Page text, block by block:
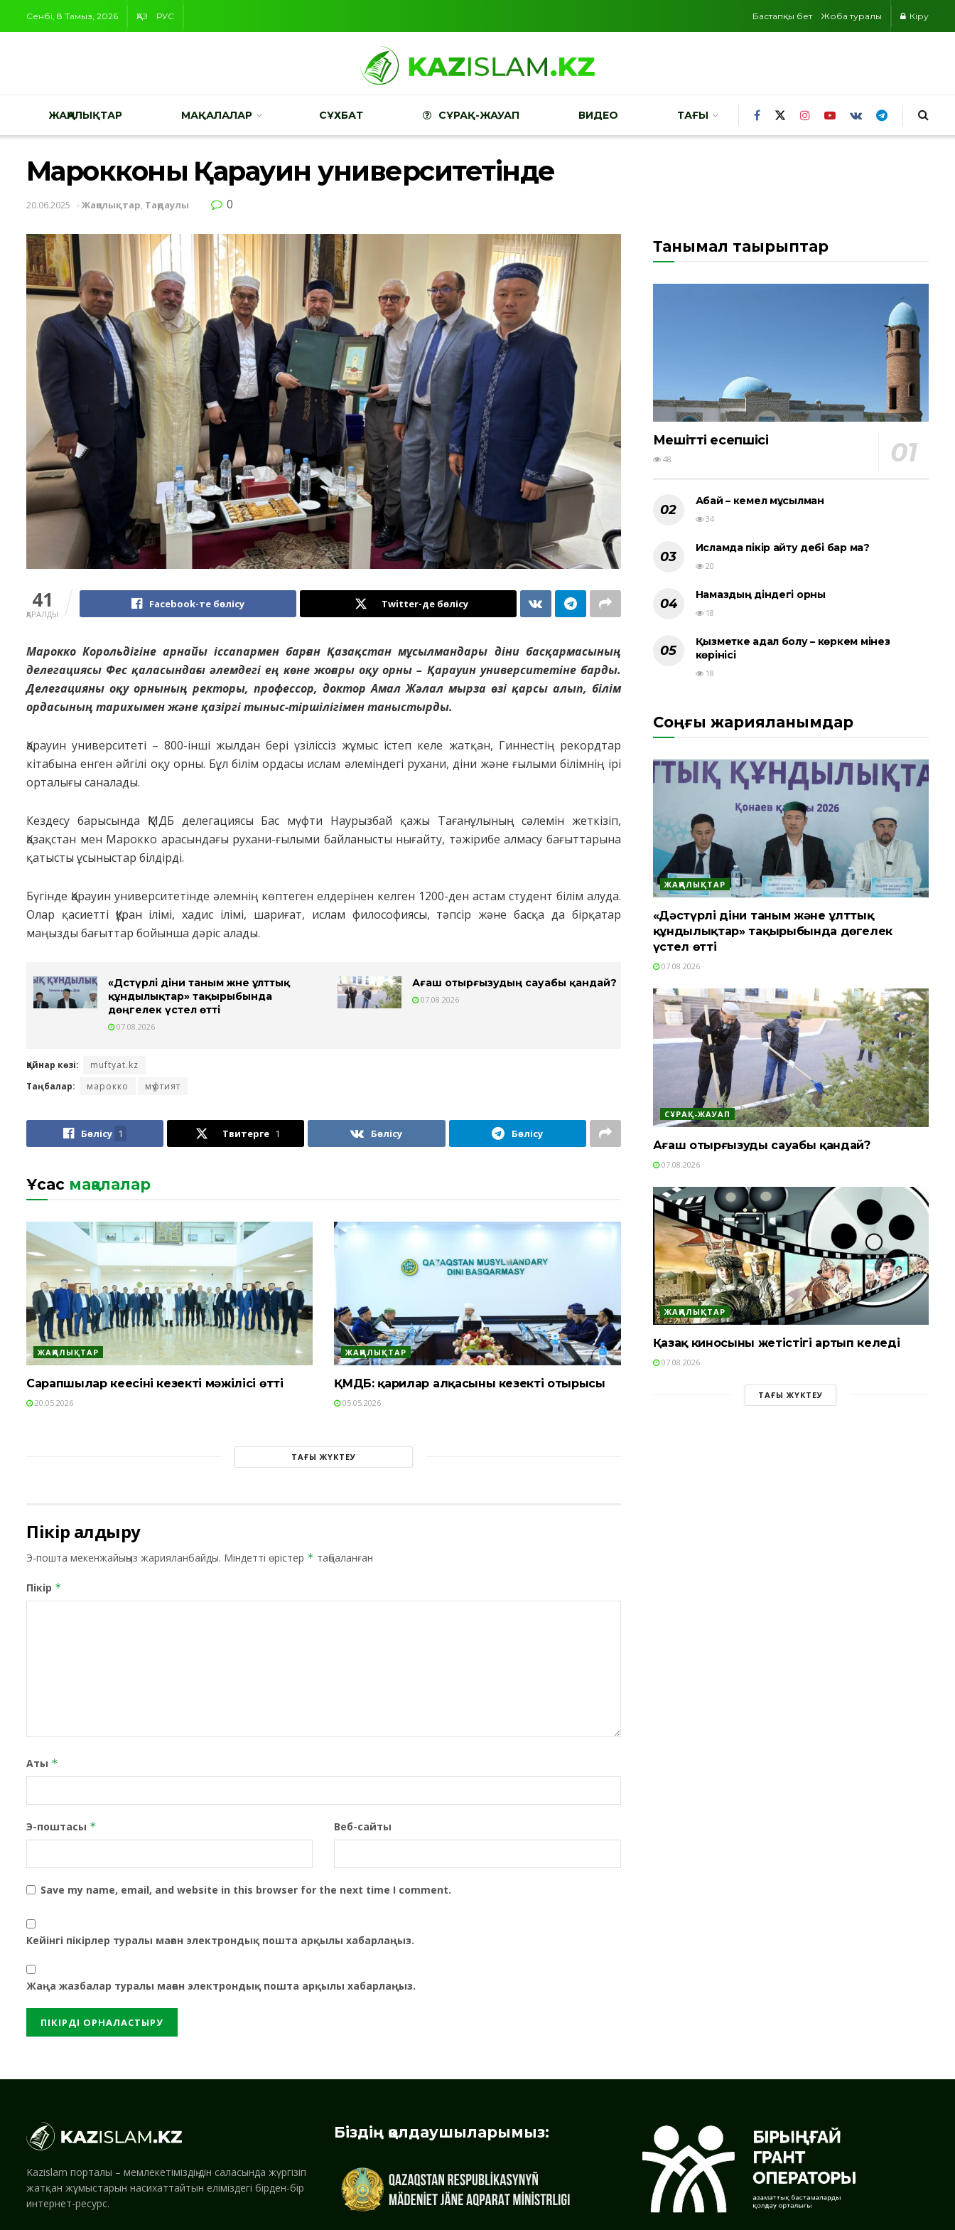
Сенбі, 8 Тамыз, 2026 ҚАЗ РУС Бастапқы бет Жоба туралы Кіру
ЖАҢАЛЫҚТАР МАҚАЛАЛАР СҰХБАТ СҰРАҚ-ЖАУАП ВИДЕО ТАҒЫ
Марокконың Қарауин университетінде
20.06.2025 -Жаңалықтар, Таңдаулы 0
41
ҚАРАЛДЫ
Facebook-те бөлісу Twitter-де бөлісу
Марокко Корольдігіне арнайы іссапармен барған Қазақстан мұсылмандары діни басқармасының
делегациясы Фес қаласындағы әлемдегі ең көне жоғары оқу орны – Қарауин университетіне барды.
Делегацияны оқу орнының ректоры, профессор, доктор Амал Жәлал мырза өзі қарсы алып, білім
ордасының тарихымен және қазіргі тыныс-тіршілігімен таныстырды.
Қарауин университеті – 800-інші жылдан бері үзіліссіз жұмыс істеп келе жатқан, Гиннестің рекордтар
кітабына енген әйгілі оқу орны. Бұл білім ордасы ислам әлеміндегі рухани, діни және ғылыми білімнің ірі
орталығы саналады.
Кездесу барысында ҚМДБ делегациясы Бас мүфти Наурызбай қажы Тағанұлының сәлемін жеткізіп,
Қазақстан мен Марокко арасындағы рухани-ғылыми байланысты нығайту, тәжірибе алмасу бағыттарына
қатысты ұсыныстар білдірді.
Бүгінде Қарауин университетінде әлемнің көптеген елдерінен келген 1200-ден астам студент білім алуда.
Олар қасиетті Құран ілімі, хадис ілімі, шариғат, ислам философиясы, тәпсір және басқа да бірқатар
маңызды бағыттар бойынша дәріс алады.
«Дәстүрлі діни таным және ұлттық
құндылықтар» тақырыбында
дөңгелек үстел өтті
07.08.2026
Ағаш отырғызудың сауабы қандай?
07.08.2026
Қайнар көзі:
muftyat.kz
Таңбалар:
марокко мүфтият
Бөлісу 1 Твитерге 1 Бөлісу Бөлісу
Ұқсас мақалалар
ЖАҢАЛЫҚТАР
Сарапшылар кеңесінің кезекті мәжілісі өтті
20.05.2026
ЖАҢАЛЫҚТАР
ҚМДБ: қарилар алқасының кезекті отырысы
05.05.2026
ТАҒЫ ЖҮКТЕУ
Пікір қалдыру
Э-пошта мекенжайыңыз жарияланбайды. Міндетті өрістер * таңбаланған
Пікір *
Аты *
Э-поштасы * Веб-сайты
Save my name, email, and website in this browser for the next time I comment.
Кейінгі пікірлер туралы маған электрондық пошта арқылы хабарлаңыз.
Жаңа жазбалар туралы маған электрондық пошта арқылы хабарлаңыз.
Танымал тақырыптар
Мешіттің есепшісі
48
Абай – кемел мұсылман
34
Исламда пікір айту әдебі бар ма?
20
Намаздың діндегі орны
18
Қызметке адал болу – көркем мінез
көрінісі
18
Соңғы жарияланымдар
ЖАҢАЛЫҚТАР
«Дәстүрлі діни таным және ұлттық
құндылықтар» тақырыбында дөңгелек
үстел өтті
07.08.2026
СҰРАҚ-ЖАУАП
Ағаш отырғызудың сауабы қандай?
07.08.2026
ЖАҢАЛЫҚТАР
Қазақ киносының жетістігі артып келеді
07.08.2026
ТАҒЫ ЖҮКТЕУ
Kazislam порталы – мемлекетіміздің дін саласында жүргізіп
жатқан жұмыстарын насихаттайтын еліміздегі бірден-бір
интернет-ресурс.
Біздің қолдаушыларымыз: